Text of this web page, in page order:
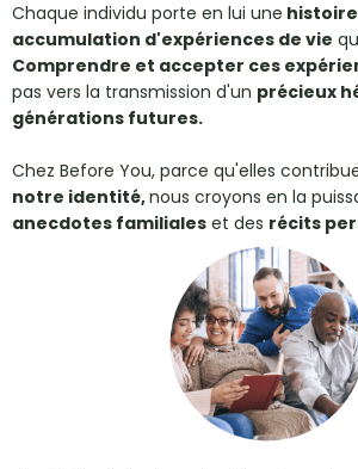
Chaque individu porte en lui une
accumulation d'expériences de vie
Comprendre et accepter ces
pas vers la transmission d'un précieux
générations futures.
Chez Before You, parce qu'elles
notre identité,nous croyons en la
anecdotes familiales et des récits